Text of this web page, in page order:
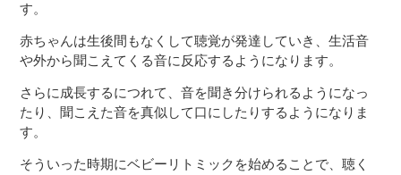
す。
赤ちゃんは生後間もなくして聴覚が発達していき、生活音
や外から聞こえてくる音に反応するようになります。
さらに成長するにつれて、音を聞き分けられるようになっ
たり、聞こえた音を真似して口にしたりするようになりま
す。
そういった時期にベビーリトミックを始めることで、聴く